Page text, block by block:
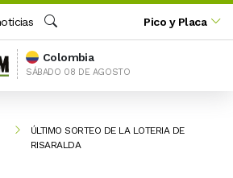
Buscar
Pico y Placa
Colombia
SÁBADO 08 DE AGOSTO
ÚLTIMO SORTEO DE LA LOTERIA DE
RISARALDA